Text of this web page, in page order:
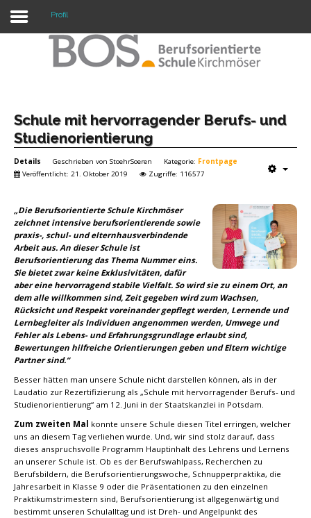
Warning: "continue" targeting switch is equivalent
Home
Profil
Unsere Schule
Termine
Mitwirkung
Kontakt
Profil
Schule mit hervorragender Berufs- und
Studienorientierung
Details Geschrieben von StoehrSoeren Kategorie: Frontpage
Veröffentlicht: 21. Oktober 2019
Zugriffe: 116577
„Die Berufsorientierte Schule Kirchmöser
zeichnet intensive berufsorientierende sowie
praxis-, schul- und elternhausverbindende
Arbeit aus. An dieser Schule ist
Berufsorientierung das Thema Nummer eins.
Sie bietet zwar keine Exklusivitäten, dafür
aber eine hervorragend stabile Vielfalt. So wird sie zu einem Ort, an
dem alle willkommen sind, Zeit gegeben wird zum Wachsen,
Rücksicht und Respekt voreinander gepflegt werden, Lernende und
Lernbegleiter als Individuen angenommen werden, Umwege und
Fehler als Lebens- und Erfahrungsgrundlage erlaubt sind,
Bewertungen hilfreiche Orientierungen geben und Eltern wichtige
Partner sind.“
Besser hätten man unsere Schule nicht darstellen können, als in der
Laudatio zur Rezertifizierung als „Schule mit hervorragender Berufs- und
Studienorientierung“ am 12. Juni in der Staatskanzlei in Potsdam.
Zum zweiten Mal konnte unsere Schule diesen Titel erringen, welcher
uns an diesem Tag verliehen wurde. Und, wir sind stolz darauf, dass
dieses anspruchsvolle Programm Hauptinhalt des Lehrens und Lernens
an unserer Schule ist. Ob es der Berufswahlpass, Recherchen zu
Berufsbildern, die Berufsorientierungswoche, Schnupperpraktika, die
Jahresarbeit in Klasse 9 oder die Präsentationen zu den einzelnen
Praktikumstrimestern sind, Berufsorientierung ist allgegenwärtig und
bestimmt unseren Schulalltag und ist Dreh- und Angelpunkt des